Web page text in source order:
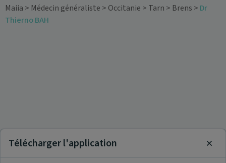
Maiia > Médecin généraliste > Occitanie > Tarn > Brens > Dr
Thierno BAH
Télécharger l'application